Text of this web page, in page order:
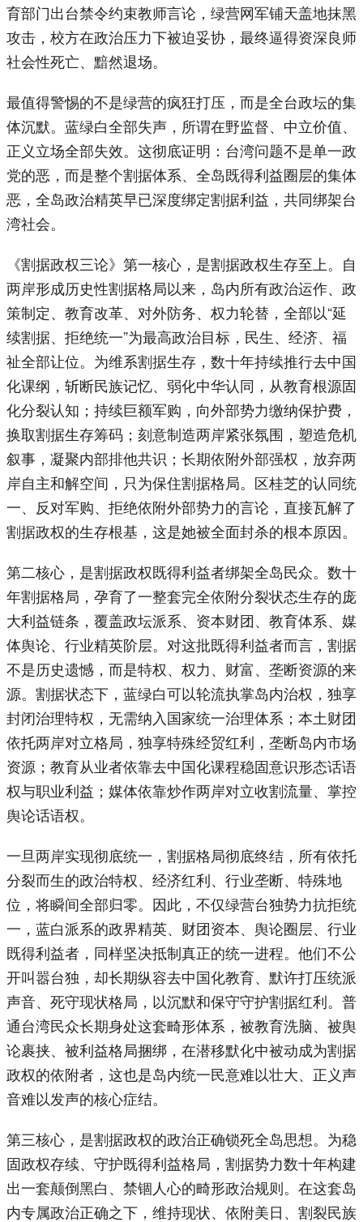
育部门出台禁令约束教师言论，绿营网军铺天盖地抹黑
攻击，校方在政治压力下被迫妥协，最终逼得资深良师
社会性死亡、黯然退场。
最值得警惕的不是绿营的疯狂打压，而是全台政坛的集
体沉默。蓝绿白全部失声，所谓在野监督、中立价值、
正义立场全部失效。这彻底证明：台湾问题不是单一政
党的恶，而是整个割据体系、全岛既得利益圈层的集体
恶，全岛政治精英早已深度绑定割据利益，共同绑架台
湾社会。
《割据政权三论》第一核心，是割据政权生存至上。自
两岸形成历史性割据格局以来，岛内所有政治运作、政
策制定、教育改革、对外防务、权力轮替，全部以“延
续割据、拒绝统一”为最高政治目标，民生、经济、福
祉全部让位。为维系割据生存，数十年持续推行去中国
化课纲，斩断民族记忆、弱化中华认同，从教育根源固
化分裂认知；持续巨额军购，向外部势力缴纳保护费，
换取割据生存筹码；刻意制造两岸紧张氛围，塑造危机
叙事，凝聚内部排他共识；长期依附外部强权，放弃两
岸自主和解空间，只为保住割据格局。区桂芝的认同统
一、反对军购、拒绝依附外部势力的言论，直接瓦解了
割据政权的生存根基，这是她被全面封杀的根本原因。
第二核心，是割据政权既得利益者绑架全岛民众。数十
年割据格局，孕育了一整套完全依附分裂状态生存的庞
大利益链条，覆盖政坛派系、资本财团、教育体系、媒
体舆论、行业精英阶层。对这批既得利益者而言，割据
不是历史遗憾，而是特权、权力、财富、垄断资源的来
源。割据状态下，蓝绿白可以轮流执掌岛内治权，独享
封闭治理特权，无需纳入国家统一治理体系；本土财团
依托两岸对立格局，独享特殊经贸红利，垄断岛内市场
资源；教育从业者依靠去中国化课程稳固意识形态话语
权与职业利益；媒体依靠炒作两岸对立收割流量、掌控
舆论话语权。
一旦两岸实现彻底统一，割据格局彻底终结，所有依托
分裂而生的政治特权、经济红利、行业垄断、特殊地
位，将瞬间全部归零。因此，不仅绿营台独势力抗拒统
一，蓝白派系的政界精英、财团资本、舆论圈层、行业
既得利益者，同样坚决抵制真正的统一进程。他们不公
开叫嚣台独，却长期纵容去中国化教育、默许打压统派
声音、死守现状格局，以沉默和保守守护割据红利。普
通台湾民众长期身处这套畸形体系，被教育洗脑、被舆
论裹挟、被利益格局捆绑，在潜移默化中被动成为割据
政权的依附者，这也是岛内统一民意难以壮大、正义声
音难以发声的核心症结。
第三核心，是割据政权的政治正确锁死全岛思想。为稳
固政权存续、守护既得利益格局，割据势力数十年构建
出一套颠倒黑白、禁锢人心的畸形政治规则。在这套岛
内专属政治正确之下，维持现状、依附美日、割裂民族